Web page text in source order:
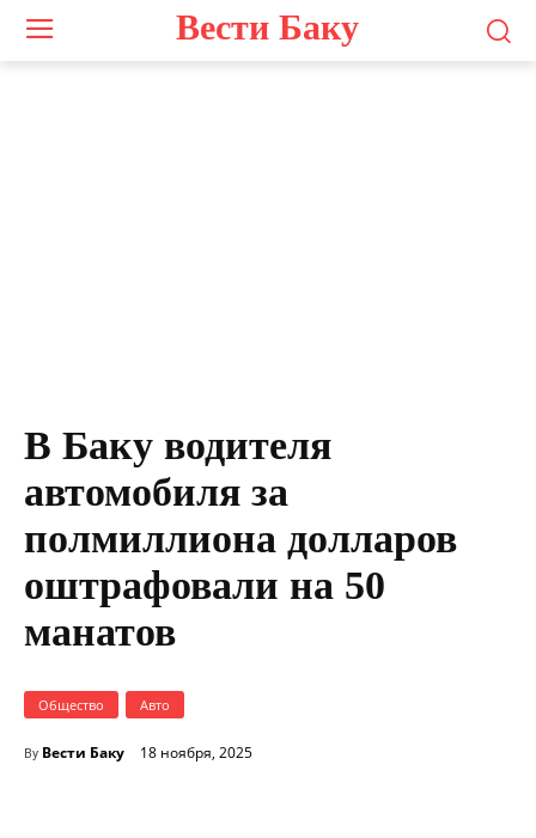
Вести Баку
В Баку водителя
автомобиля за
полмиллиона долларов
оштрафовали на 50
манатов
Общество Авто
By Вести Баку 18 ноября, 2025